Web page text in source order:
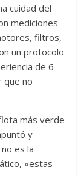
cuidad del
mediciones
filtros,
un protocolo
de 6
que no
más verde
y
es la
«estas